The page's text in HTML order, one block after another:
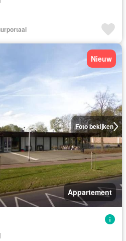
Foto bekijken
Nieuw
Appartement